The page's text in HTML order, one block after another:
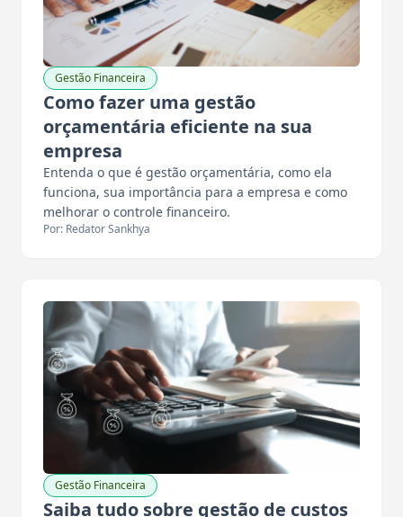
Gestão Financeira
Como fazer uma gestão
orçamentária eficiente na sua
empresa
Entenda o que é gestão orçamentária, como ela
funciona, sua importância para a empresa e como
melhorar o controle financeiro.
Por: Redator Sankhya
Gestão Financeira
Saiba tudo sobre gestão de custos